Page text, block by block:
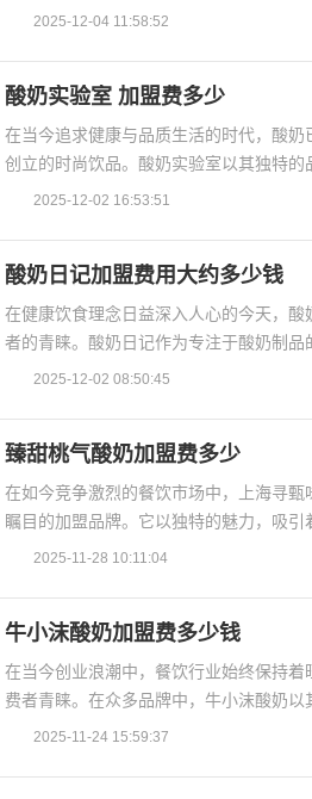
2025-12-04 11:58:52
酸奶实验室 加盟费多少
在当今追求健康与品质生活的时代，酸
创立的时尚饮品。酸奶实验室以其独特的
2025-12-02 16:53:51
酸奶日记加盟费用大约多少钱
在健康饮食理念日益深入人心的今天，
者的青睐。酸奶日记作为专注于酸奶制品
2025-12-02 08:50:45
臻甜桃气酸奶加盟费多少
在如今竞争激烈的餐饮市场中，上海寻
瞩目的加盟品牌。它以独特的魅力，吸引
2025-11-28 10:11:04
牛小沫酸奶加盟费多少钱
在当今创业浪潮中，餐饮行业始终保持
费者青睐。在众多品牌中，牛小沫酸奶以
2025-11-24 15:59:37